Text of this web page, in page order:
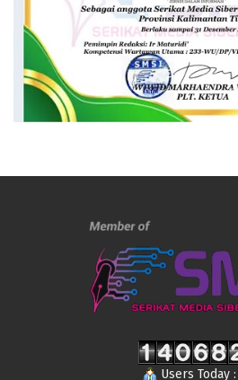
Users Today